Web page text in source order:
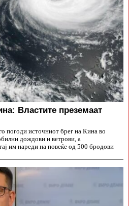
Властите преземаат
погоди источниот брег на Кина во
дождови и ветрови, а
им нареди на повеќе од 500 бродови